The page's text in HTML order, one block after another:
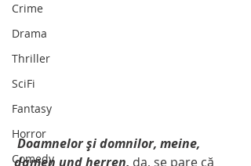
Crime
Drama
Thriller
SciFi
Fantasy
Horror
Comedy
Doamnelor şi domnilor, meine,
damen und herren, da, se pare că